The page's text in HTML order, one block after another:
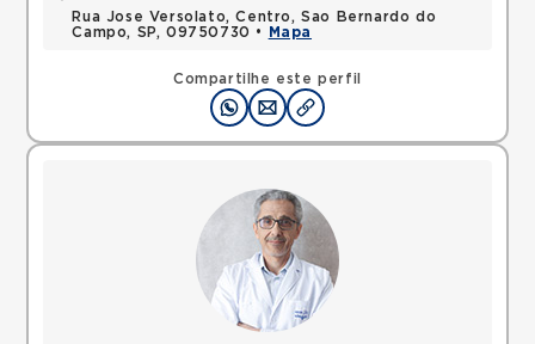
Compartilhe este perfil
Rua Jose Versolato, Centro, Sao Bernardo do
Campo, SP, 09750730 •
Mapa